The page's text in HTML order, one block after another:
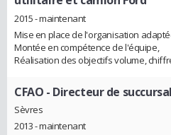
2015 - maintenant
Mise en place de l'organisation
Montée en compétence de l'équipe,
Réalisation des objectifs volume,
CFAO - Directeur de
Sèvres
2013 - maintenant